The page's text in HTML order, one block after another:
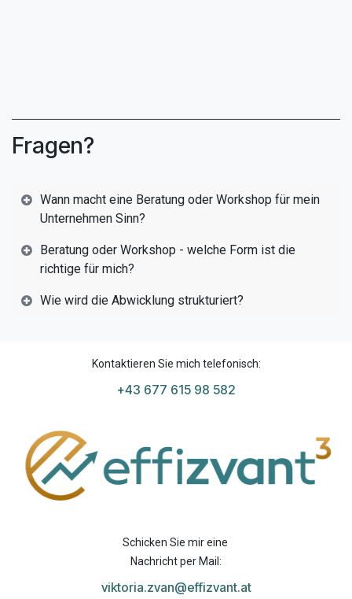
Fragen?
Wann macht eine Beratung oder Workshop für mein
Unternehmen Sinn?
Beratung oder Workshop - welche Form ist die
richtige für mich?
Wie wird die Abwicklung strukturiert?
Kontaktieren Sie mich telefonisch:
+43 677 615 98 582
Schicken Sie mir eine
Nachricht per Mail:
viktoria.zvan@effizvant.at